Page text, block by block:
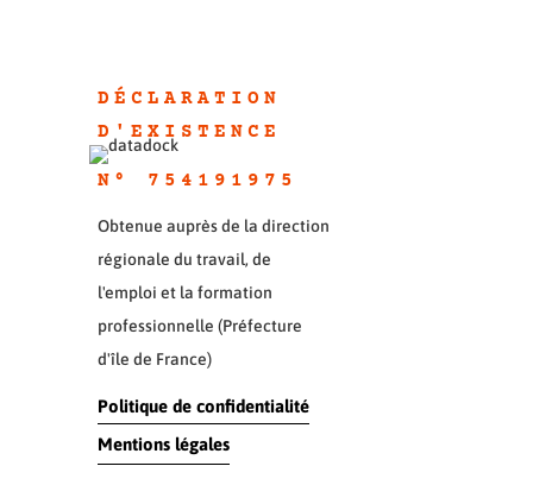
DÉCLARATION
D'EXISTENC E
N° 754191975
Obtenue auprès de la direction
régionale du travail, de
l'emploi et la formation
professionnelle (Préfecture
d'île de France)
Politique de confidentialité
Mentions légales